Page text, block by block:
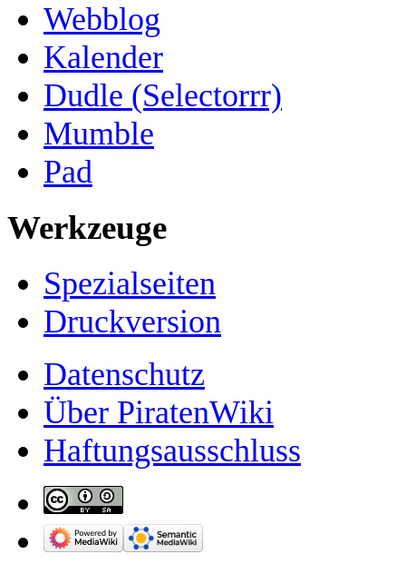
Webblog
Kalender
Dudle (Selectorrr)
Mumble
Pad
Werkzeuge
Spezialseiten
Druckversion
Datenschutz
Über PiratenWiki
Haftungsausschluss